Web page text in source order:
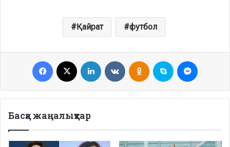
Қайрат футбол
Facebook LinkedIn VKontakteOdnoklassniki
Skype
Басқа жаңалықтар